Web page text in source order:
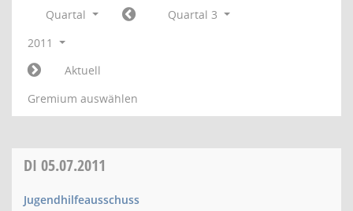
Quartal
Quartal 3
2011
Aktuell
Gremium auswählen
DI 05.07.2011
Jugendhilfeausschuss